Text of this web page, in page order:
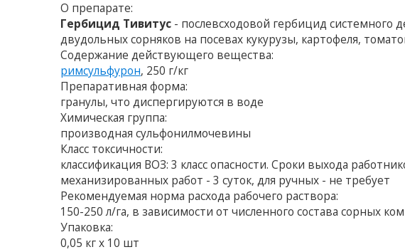
О препарате:
Гербицид Тивитус - послевсходовой гербицид системного
двудольных сорняков на посевах кукурузы, картофеля,
Содержание действующего вещества:
римсульфурон, 250 г/кг
Препаративная форма:
гранулы, что диспергируются в воде
Химическая группа:
производная сульфонилмочевины
Класс токсичности:
классификация ВОЗ: 3 класс опасности. Сроки выхода
механизированных работ - 3 суток, для ручных - не требует
Рекомендуемая норма расхода рабочего раствора:
150-250 л/га, в зависимости от численного состава сорных
Упаковка:
0,05 кг х 10 шт